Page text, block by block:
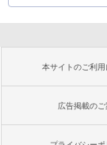
本サイトのご利用
広告掲載のご